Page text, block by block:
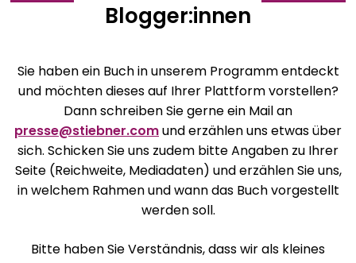
Blogger:innen
Sie haben ein Buch in unserem Programm entdeckt
und möchten dieses auf Ihrer Plattform vorstellen?
Dann schreiben Sie gerne ein Mail an
presse@stiebner.comund erzählen uns etwas über
sich. Schicken Sie uns zudem bitte Angaben zu Ihrer
Seite (Reichweite, Mediadaten) und erzählen Sie uns,
in welchem Rahmen und wann das Buch vorgestellt
werden soll.
Bitte haben Sie Verständnis, dass wir als kleines